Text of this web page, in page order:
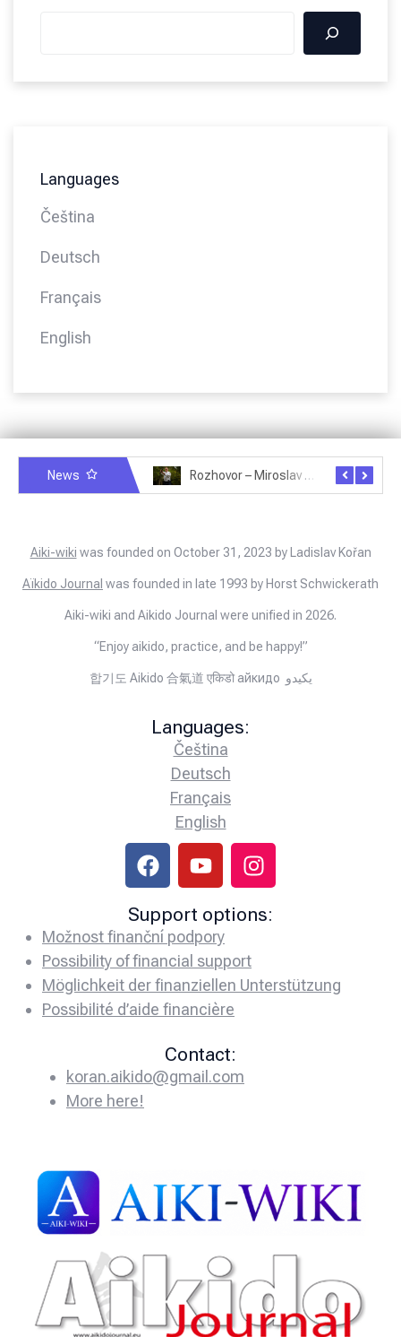
Languages
Čeština
Deutsch
Français
English
News Rozhovor – Miroslav Šmíd – 22.3.2025
Aiki-wiki was founded on October 31, 2023 by Ladislav Kořan
Aïkido Journal was founded in late 1993 by Horst Schwickerath
Aiki-wiki and Aikido Journal were unified in 2026.
“Enjoy aikido, practice, and be happy!”
합기도 Aikido 合氣道 एकिडो айкидо يكيدو
Languages:
Čeština
Deutsch
Français
English
Support options:
Možnost finanční podpory
Possibility of financial support
Möglichkeit der finanziellen Unterstützung
Possibilité d’aide financière
Contact:
koran.aikido@gmail.com
More here!